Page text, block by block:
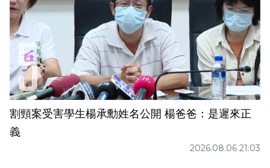
割頸案受害學生楊承勳姓名公開 楊爸爸：是遲來正
義
2026.08.06 21:03